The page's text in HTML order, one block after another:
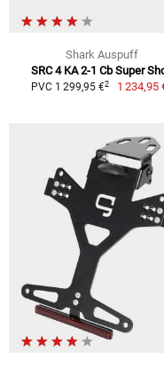
Shark Auspuff
SRC 4 KA 2-1 Cb Super
PVC 1 299,95 €2 1 234,95